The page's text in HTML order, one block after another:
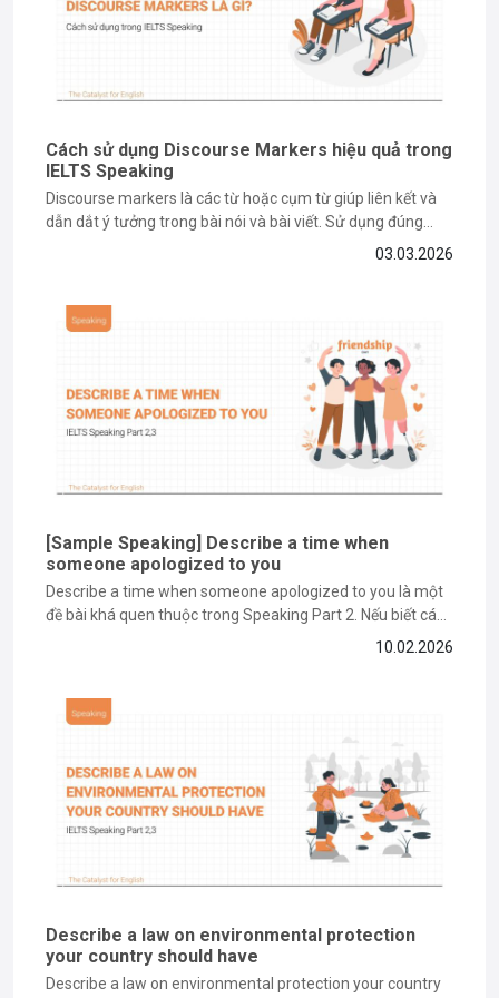
Cách sử dụng Discourse Markers hiệu quả trong
IELTS Speaking
Discourse markers là các từ hoặc cụm từ giúp liên kết và
dẫn dắt ý tưởng trong bài nói và bài viết. Sử dụng đúng
discourse markers không chỉ giúp bài nói mạch lạc hơn mà
03.03.2026
[Sample Speaking] Describe a time when
someone apologized to you
Describe a time when someone apologized to you là một
đề bài khá quen thuộc trong Speaking Part 2. Nếu biết cách
triển khai, bạn hoàn toàn có thể khiến bài nói của mình trở
10.02.2026
Describe a law on environmental protection
your country should have
Describe a law on environmental protection your country